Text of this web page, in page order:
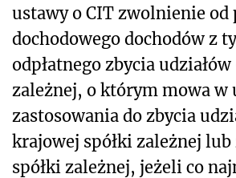
ustawy o CIT zwolnienie od
dochodowego dochodów z
odpłatnego zbycia
zależnej, o którym mowa w
zastosowania do zbycia
krajowej spółki zależnej
spółki zależnej, jeżeli co